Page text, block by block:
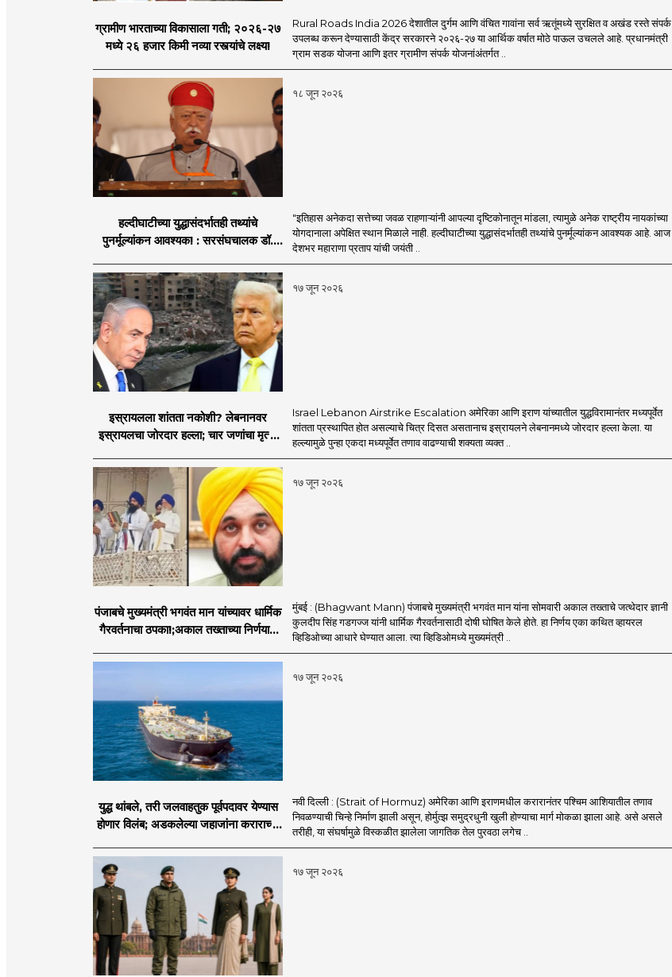
ग्रामीण भारताच्या विकासाला गती; २०२६-२७
मध्ये २६ हजार किमी नव्या रस्त्यांचे लक्ष्य!
Rural Roads India 2026 देशातील दुर्गम आणि वंचित गावांना सर्व ऋतूंमध्ये सुरक्षित व अखंड रस्ते संपर्क
उपलब्ध करून देण्यासाठी केंद्र सरकारने २०२६-२७ या आर्थिक वर्षात मोठे पाऊल उचलले आहे. प्रधानमंत्री
ग्राम सडक योजना आणि इतर ग्रामीण संपर्क योजनांअंतर्गत ..
१८ जून २०२६
हल्दीघाटीच्या युद्धासंदर्भातही तथ्यांचे
पुनर्मूल्यांकन आवश्यक! : सरसंघचालक डॉ.
"इतिहास अनेकदा सत्तेच्या जवळ राहणाऱ्यांनी आपल्या दृष्टिकोनातून मांडला, त्यामुळे अनेक राष्ट्रीय नायकांच्या
योगदानाला अपेक्षित स्थान मिळाले नाही. हल्दीघाटीच्या युद्धासंदर्भातही तथ्यांचे पुनर्मूल्यांकन आवश्यक आहे. आज
देशभर महाराणा प्रताप यांची जयंती ..
१७ जून २०२६
इस्रायलला शांतता नकोशी? लेबनानवर
इस्रायलचा जोरदार हल्ला; चार जणांचा मृत्यू,
Israel Lebanon Airstrike Escalation अमेरिका आणि इराण यांच्यातील युद्धविरामानंतर मध्यपूर्वेत
शांतता प्रस्थापित होत असल्याचे चित्र दिसत असतानाच इस्रायलने लेबनानमध्ये जोरदार हल्ला केला. या
हल्ल्यामुळे पुन्हा एकदा मध्यपूर्वेत तणाव वाढण्याची शक्यता व्यक्त ..
१७ जून २०२६
पंजाबचे मुख्यमंत्री भगवंत मान यांच्यावर धार्मिक
गैरवर्तनाचा ठपका!;अकाल तख्ताच्या निर्णयाने
मुंबई : (Bhagwant Mann) पंजाबचे मुख्यमंत्री भगवंत मान यांना सोमवारी अकाल तख्ताचे जत्थेदार ज्ञानी
कुलदीप सिंह गडगज्ज यांनी धार्मिक गैरवर्तनासाठी दोषी घोषित केले होते. हा निर्णय एका कथित व्हायरल
व्हिडिओच्या आधारे घेण्यात आला. त्या व्हिडिओमध्ये मुख्यमंत्री ..
१७ जून २०२६
युद्ध थांबले, तरी जलवाहतुक पूर्वपदावर येण्यास
होणार विलंब; अडकलेल्या जहाजांना कराराच्या
नवी दिल्ली : (Strait of Hormuz) अमेरिका आणि इराणमधील करारानंतर पश्चिम आशियातील तणाव
निवळण्याची चिन्हे निर्माण झाली असून, होर्मुत्झ समुद्रधुनी खुली होण्याचा मार्ग मोकळा झाला आहे. असे असले
तरीही, या संघर्षामुळे विस्कळीत झालेला जागतिक तेल पुरवठा लगेच ..
१७ जून २०२६